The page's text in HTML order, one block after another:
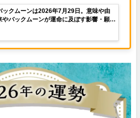
ックムーンは2026年7月29日。意味や由
やバックムーンが運命に及ぼす影響・願い